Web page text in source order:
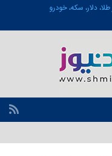
دلار، سکه، خودرو